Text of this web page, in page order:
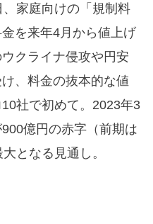
家庭向けの「規制料
を来年4月から値上げ
クライナ侵攻や円安
、料金の抜本的な値
社で初めて。2023年3
億円の赤字（前期は
となる見通し。